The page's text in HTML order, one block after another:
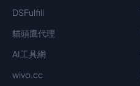
DSFulfill
貓頭鷹代理
AI工具網
wivo.cc